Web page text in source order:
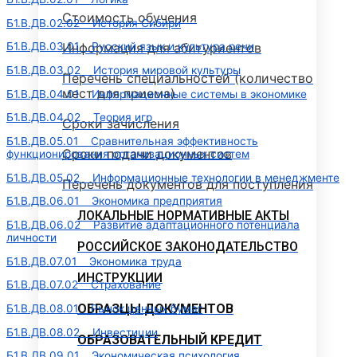
Стоимость обучения
Информация для абитуриентов
Перечень специальностей (количество
мест для приема)
Сроки зачисления
Сроки подачи документов
Перечень документов для поступления
ЛОКАЛЬНЫЕ НОРМАТИВНЫЕ АКТЫ
РОССИЙСКОЕ ЗАКОНОДАТЕЛЬСТВО
ИНСТРУКЦИИ
ОБРАЗЦЫ ДОКУМЕНТОВ
ОБРАЗОВАТЕЛЬНЫЙ КРЕДИТ
Б1.В.ДВ.02.02 История Сибири
Б1.В.ДВ.03.01 Русский язык и культура речи
Б1.В.ДВ.03.02 История мировой культуры
Б1.В.ДВ.04.01 Информационные системы в экономике
Б1.В.ДВ.04.02 Теория игр
Б1.В.ДВ.05.01 Сравнительная эффективность
функционирования организационных систем
Б1.В.ДВ.05.02 Информационные технологии в менеджменте
Б1.В.ДВ.06.01 Экономика предприятия
Б1.В.ДВ.06.02 Развитие адаптационного потенциала
личности
Б1.В.ДВ.07.01 Экономика труда
Б1.В.ДВ.07.02 Страхование
Б1.В.ДВ.08.01 Рынок ценных бумаг
Б1.В.ДВ.08.02 Инвестиции